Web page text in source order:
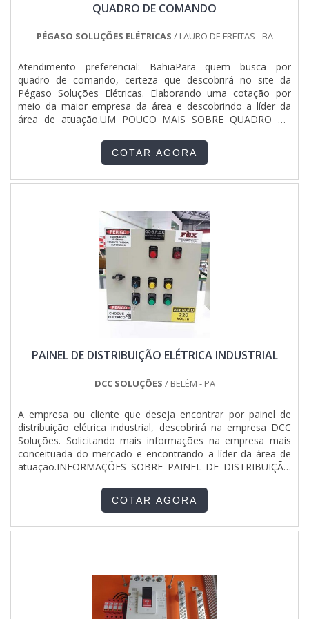
quando pensamos em uma empresa que entrega confiança
multidisciplinar de consultores associados; Profissionais
ética e aplicação das melhores práticas no mercado;
Escritório de alta qualidade onde são realizadas as
atividades; Matéria-prima de excelente qualidade;
Equipamentos de última geração.A EMPRESA ESPECIALISTA
DO SEGMENTOSomente na Pégaso Soluções Elétricas
sempre tem a solução mais buscada na área de qgbt
quadro. É possível encontrar itens variados com tecnologia
de ponta, como banco de capacitores para correção de
fator de potência e quadro geral de luz e força.É reconhecida
por ser uma empresa comprometida com seus serviços e
as atividades e estrutura suficiente para atender todas as
demandas. Todos esses fatores, agregados a uma equipe
multidisciplinar de consultores associados e profissionais
qualificados, garantem uma entrega de excelência de ponta
QUADRO DE COMANDO
PÉGASO SOLUÇÕES ELÉTRICAS / LAURO DE FREITAS - BA
Atendimento preferencial: BahiaPara quem busca por
quadro de comando, certeza que descobrirá no site da
Pégaso Soluções Elétricas. Elaborando uma cotação por
meio da maior empresa da área e descobrindo a líder da
área de atuação.UM POUCO MAIS SOBRE QUADRO DE
uma empresa que preza pela segurança, encontra na
Pégaso Soluções Elétricas. É possível encontrar quadro de
incêndio, garantindo o que há de melhor na atualidade.Ainda
apenas lucratividade, deve oferecer produtos e serviços que
tenham ótima qualidade e assertividade, detalhes
primordiais que são deixados de lado por muitas empresas
que não focam na fidelização do cliente.É importante
lembrar que o produto deve sempre ser adquirido com
empresas especializadas no segmento. Esse tipo de cuidado
ajuda a garantir a qualidade e durabilidade dos materiais,
além de evitar prejuízos com substituições frequentes de
produtos que não cumprem com suas funções
Soluções Elétricas ter se tornado destaque quando
serviços de qualidade. Alguns desses motivos são: Equipe
com vasta experiência na área de atuação; Equipe focada na
ética e aplicação das melhores práticas no mercado;
Escritório de alta qualidade onde são realizadas as
atividades; Matéria-prima de excelente qualidade;
Equipamentos de última geração.A EMPRESA ESPECIALISTA
DO SEGMENTOSomente na Pégaso Soluções Elétricas tem
o que há de melhor no ramo de quadro de comando. Líder
em qualidade, a empresa oferece uma variedade de itens
como painel de transferência automática para geradores e
painel qta gerador.É conhecida por ser uma empresa
fácil acesso por estradas e rodovias.Esses fatores, somados
a um time com equipe multidisciplinar de consultores
associados e colaboradores eficientes, garantem uma
COTAR AGORA
PAINEL DE DISTRIBUIÇÃO ELÉTRICA INDUSTRIAL
DCC SOLUÇÕES / BELÉM - PA
A empresa ou cliente que deseja encontrar por painel de
distribuição elétrica industrial, descobrirá na empresa DCC
Soluções. Solicitando mais informações na empresa mais
conceituada do mercado e encontrando a líder da área de
atuação.INFORMAÇÕES SOBRE PAINEL DE DISTRIBUIÇÃO
distribuição elétrica industrial em uma empresa responsável,
vai até o site da DCC Soluções. Empresa especializada em
tubulações, visando sempre a qualidade final para a
ótima qualidade e excelente custo-benefício, detalhes que
passam despercebidos e podem gerar prejuízo futuros para
os clientes.Existem muitas formas diferentes de demonstrar
COTAR AGORA